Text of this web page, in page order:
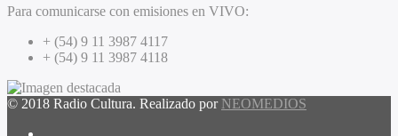
Para comunicarse con emisiones en VIVO:
+ (54) 9 11 3987 4117
+ (54) 9 11 3987 4118
© 2018 Radio Cultura. Realizado por NEOMEDIOS